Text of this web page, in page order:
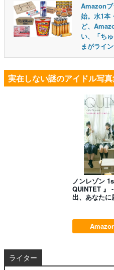
Amazonブ
始。水1本
ど、
い、「ち
まがライ
実在しない謎のアイドル写
ノンレゾン
QUINTET 』
出、あなた
ライター